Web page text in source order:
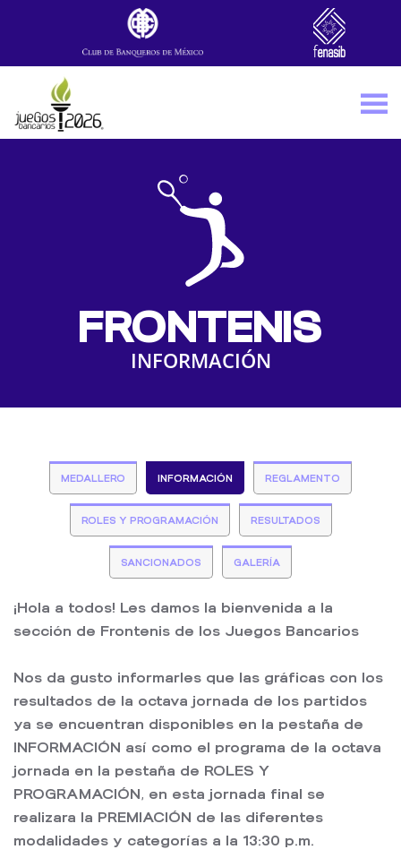
Skip to main content
FRONTENIS
INFORMACIÓN
MEDALLERO INFORMACIÓN REGLAMENTO
ROLES Y PROGRAMACIÓN RESULTADOS
SANCIONADOS GALERÍA
¡Hola a todos! Les damos la bienvenida a la
sección de Frontenis de los Juegos Bancarios
Nos da gusto informarles que las gráficas con los
resultados de la octava jornada de los partidos
ya se encuentran disponibles en la pestaña de
INFORMACIÓN así como el programa de la octava
jornada en la pestaña de ROLES Y
PROGRAMACIÓN, en esta jornada final se
realizara la PREMIACIÓN de las diferentes
modalidades y categorías a la 13:30 p.m.